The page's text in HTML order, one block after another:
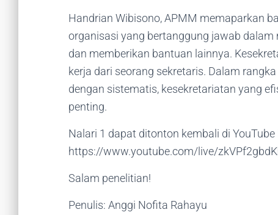
Handrian Wibisono, APMM memaparkan
organisasi yang bertanggung jawab
dan memberikan bantuan lainnya.
kerja dari seorang sekretaris. Dalam
dengan sistematis, kesekretariatan yang
penting.
Nalari 1 dapat ditonton kembali di
https://www.youtube.com/live/
Salam penelitian!
Penulis: Anggi Nofita Rahayu